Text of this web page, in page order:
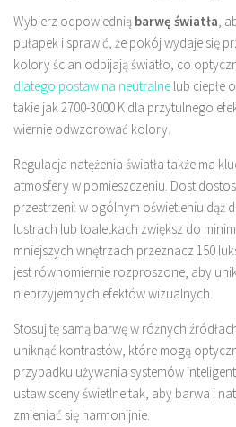
Wybierz odpowiednią barwę światła,
pułapek i sprawić, że pokój wydaje się
kolory ścian odbijają światło, co
dlatego postaw na neutralne lub ciepłe
takie jak 2700-3000 K dla przytulnego
wiernie odwzorować kolory.
Regulacja natężenia światła także ma
atmosfery w pomieszczeniu. Dost
przestrzeni: w ogólnym oświetleniu dąż
lustrach lub toaletkach zwiększ do
mniejszych wnętrzach przeznacz 150
jest równomiernie rozproszone, aby
nieprzyjemnych efektów wizualnych.
Stosuj tę samą barwę w różnych
uniknąć kontrastów, które mogą
przypadku używania systemów
ustaw sceny świetlne tak, aby barwa i
zmieniać się harmonijnie.